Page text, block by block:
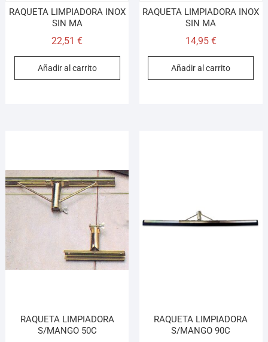
RAQUETA LIMPIADORA INOX
SIN MA
22,51€
Añadir al carrito
RAQUETA LIMPIADORA INOX
SIN MA
14,95 €
Añadir al carrito
RAQUETA LIMPIADORA
S/MANGO 50C
RAQUETA LIMPIADORA
S/MANGO 90C